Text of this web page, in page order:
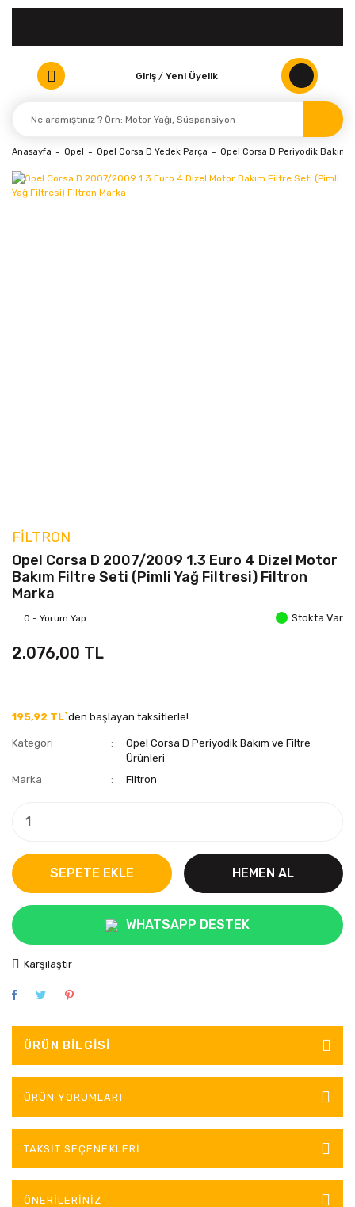
Giriş / Yeni Üyelik
Anasayfa Opel Opel Corsa D Yedek Parça Opel Corsa D Periyodik Bakım
FILTRON
Opel Corsa D 2007/2009 1.3 Euro 4 Dizel Motor
Bakım Filtre Seti (Pimli Yağ Filtresi) Filtron
Marka
0 - Yorum Yap Stokta Var
2.076,00 TL
195,92 TL`den başlayan taksitlerle!
Kategori
Opel Corsa D Periyodik Bakım ve Filtre
Ürünleri
Marka
Filtron
SEPETE EKLE HEMEN AL
WHATSAPP DESTEK
Karşılaştır
ÜRÜN BILGISI
ÜRÜN YORUMLARI
TAKSIT SEÇENEKLERI
ÖNERILERINIZ